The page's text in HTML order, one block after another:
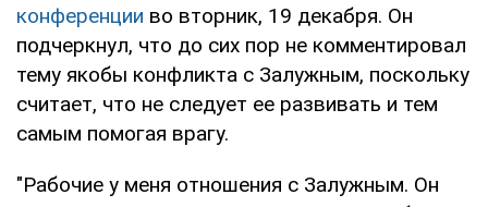
конференции во вторник, 19 декабря. Он
подчеркнул, что до сих пор не комментировал
тему якобы конфликта с Залужным, поскольку
считает, что не следует ее развивать и тем
самым помогая врагу.
"Рабочие у меня отношения с Залужным. Он